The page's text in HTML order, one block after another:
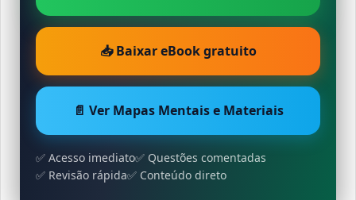
📥 Baixar eBook gratuito
📄 Ver Mapas Mentais e Materiais
✅ Acesso imediato✅ Questões comentadas
✅ Revisão rápida✅ Conteúdo direto